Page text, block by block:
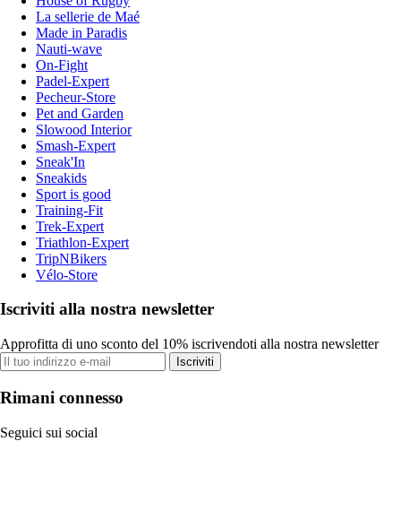
La sellerie de Maé
Made in Paradis
Nauti-wave
On-Fight
Padel-Expert
Pecheur-Store
Pet and Garden
Slowood Interior
Smash-Expert
Sneak'In
Sneakids
Sport is good
Training-Fit
Trek-Expert
Triathlon-Expert
TripNBikers
Vélo-Store
Iscriviti alla nostra newsletter
Approfitta di uno sconto del 10% iscrivendoti alla nostra newsletter
Iscriviti
Rimani connesso
Seguici sui social